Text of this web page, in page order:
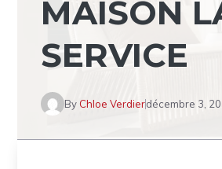
MAISON
SERVICE
By Chloe Verdierdécembre 3,